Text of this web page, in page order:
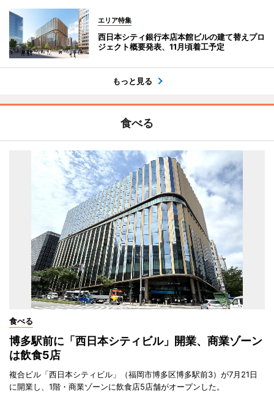
エリア特集
西日本シティ銀行本店本館ビルの建て替えプロ
ジェクト概要発表、11月頃着工予定
もっと見る
食べる
食べる
博多駅前に「西日本シティビル」開業、商業ゾーン
は飲食5店
複合ビル「西日本シティビル」（福岡市博多区博多駅前3）が7月21日
に開業し、1階・商業ゾーンに飲食店5店舗がオープンした。